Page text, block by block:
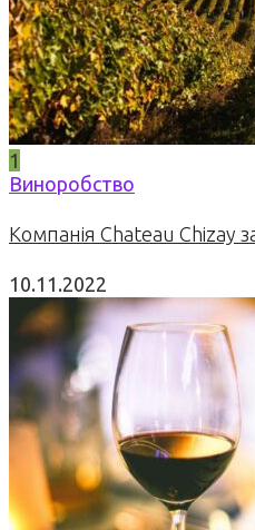
1
Виноробство
Компанія Chateau Chizay
10.11.2022